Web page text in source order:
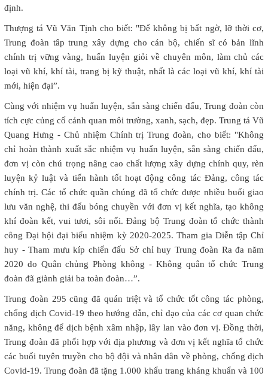
định.
Thượng tá Vũ Văn Tịnh cho biết: "Để không bị bất ngờ, lỡ thời cơ,
Trung đoàn tâp trung xây dựng cho cán bộ, chiến sĩ có bản lĩnh
chính trị vững vàng, huấn luyện giỏi về chuyên môn, làm chủ các
loại vũ khí, khí tài, trang bị kỹ thuật, nhất là các loại vũ khí, khí tài
mới, hiện đại”.
Cùng với nhiệm vụ huấn luyện, sẵn sàng chiến đấu, Trung đoàn còn
tích cực củng cố cảnh quan môi trường, xanh, sạch, đẹp. Trung tá Vũ
Quang Hưng - Chủ nhiệm Chính trị Trung đoàn, cho biết: "Không
chỉ hoàn thành xuất sắc nhiệm vụ huấn luyện, sẵn sàng chiến đấu,
đơn vị còn chú trọng nâng cao chất lượng xây dựng chính quy, rèn
luyện kỷ luật và tiến hành tốt hoạt động công tác Đảng, công tác
chính trị. Các tổ chức quần chúng đã tổ chức được nhiều buổi giao
lưu văn nghệ, thi đấu bóng chuyền với đơn vị kết nghĩa, tạo không
khí đoàn kết, vui tươi, sôi nổi. Đảng bộ Trung đoàn tổ chức thành
công Đại hội đại biểu nhiệm kỳ 2020-2025. Tham gia Diễn tập Chỉ
huy - Tham mưu kíp chiến đấu Sở chỉ huy Trung đoàn Ra đa năm
2020 do Quân chủng Phòng không - Không quân tổ chức Trung
đoàn đã giành giải ba toàn đoàn…”.
Trung đoàn 295 cũng đã quán triệt và tổ chức tốt công tác phòng,
chống dịch Covid-19 theo hướng dẫn, chỉ đạo của các cơ quan chức
năng, không để dịch bệnh xâm nhập, lây lan vào đơn vị. Đồng thời,
Trung đoàn đã phối hợp với địa phương và đơn vị kết nghĩa tổ chức
các buổi tuyên truyền cho bộ đội và nhân dân về phòng, chống dịch
Covid-19. Trung đoàn đã tặng 1.000 khẩu trang kháng khuẩn và 100